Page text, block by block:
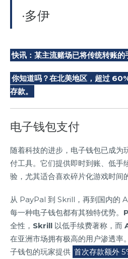
·多伊
快讯：某主流赌场已将传统转账
你知道吗？在北美地区，超过
存款。
电子钱包支付
随着科技的进步，电子钱包已成为
付工具。它们提供即时到账、低手
验，尤其适合喜欢碎片化游戏时间
从 PayPal 到 Skrill，再到国内的
每一种电子钱包都有其独特优势。
全性， Skrill 以低手续费著称，而
在亚洲市场拥有极高的用户渗透率
子钱包的玩家提供 首次存款额外